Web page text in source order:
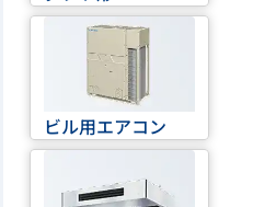
ビル用エアコン